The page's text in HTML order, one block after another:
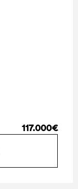
117.000€